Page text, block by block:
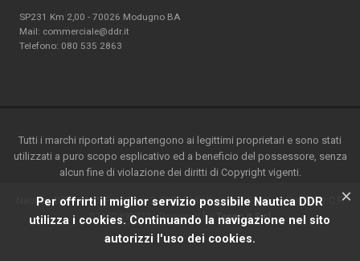
Per offrirti il miglior servizio possibile Nautica DDR
utilizza i cookies. Continuando la navigazione nel sito
autorizzi l'uso dei cookies.
×
SP231 Km 2,00 - 70026 Modugno BA
Mail: commerciale@ddr.it
Telefono: 080 535 2863
Tutti i marchi riportati appartengono ai legittimi proprietari e sono stati
utilizzati a puro scopo esplicativo ed a beneficio del possessore, senza
alcun fine di violazione dei diritti di Copyright vigenti.
Nautica DDR srl - S.P. 231 km.2-70026 Modugno(BA) - Italy-P.ta IVA / C.F.
07162490721 - Powered by Teseo.it S.r.l